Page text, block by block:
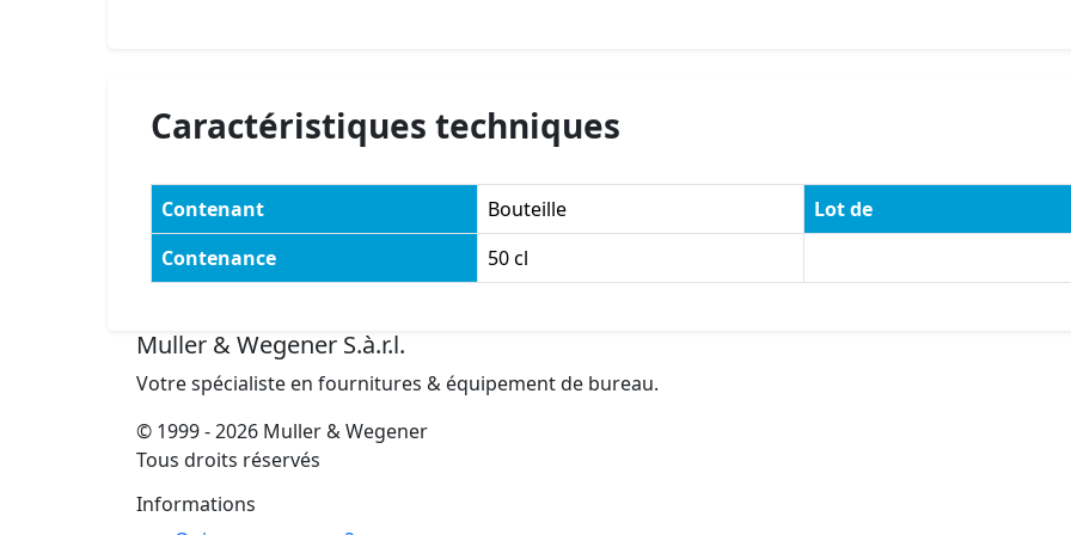
Caractéristiques techniques
Contenant Bouteille
Lot de
Contenance
50 cl
Muller & Wegener S.à.r.l.
Votre spécialiste en fournitures & équipement de bureau.
© 1999 - 2026 Muller & Wegener
Tous droits réservés
Informations